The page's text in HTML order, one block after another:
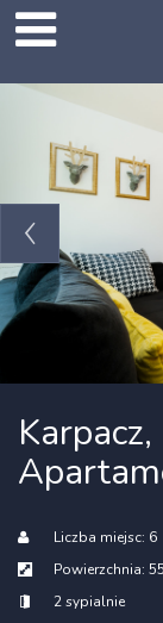
Liczba miejsc: 6
Powierzchnia:
2 sypialnie